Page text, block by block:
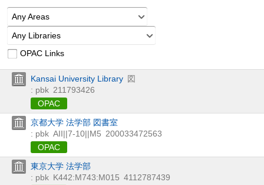
Any Areas
Any Libraries
OPAC Links
Kansai University Library 図
: pbk 211793426
OPAC
京都大学 法学部 図書室
: pbk AII||7-10||M5 200033472563
OPAC
東京大学 法学部
: pbk K442:M743:M015 4112787439